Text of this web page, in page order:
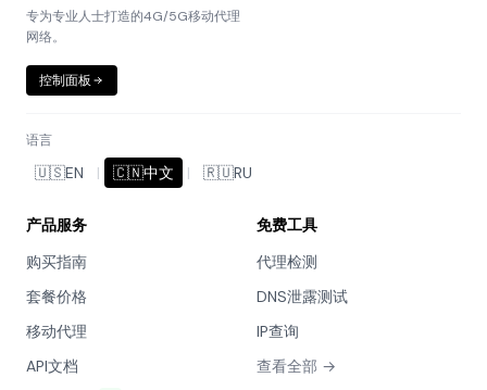
专为专业人士打造的4G/5G移动代理
网络。
控制面板
语言
🇺🇸EN | 🇨🇳中文 | 🇷🇺RU
产品服务
购买指南
套餐价格
移动代理
API文档
免费工具
代理检测
DNS泄露测试
IP查询
查看全部 →